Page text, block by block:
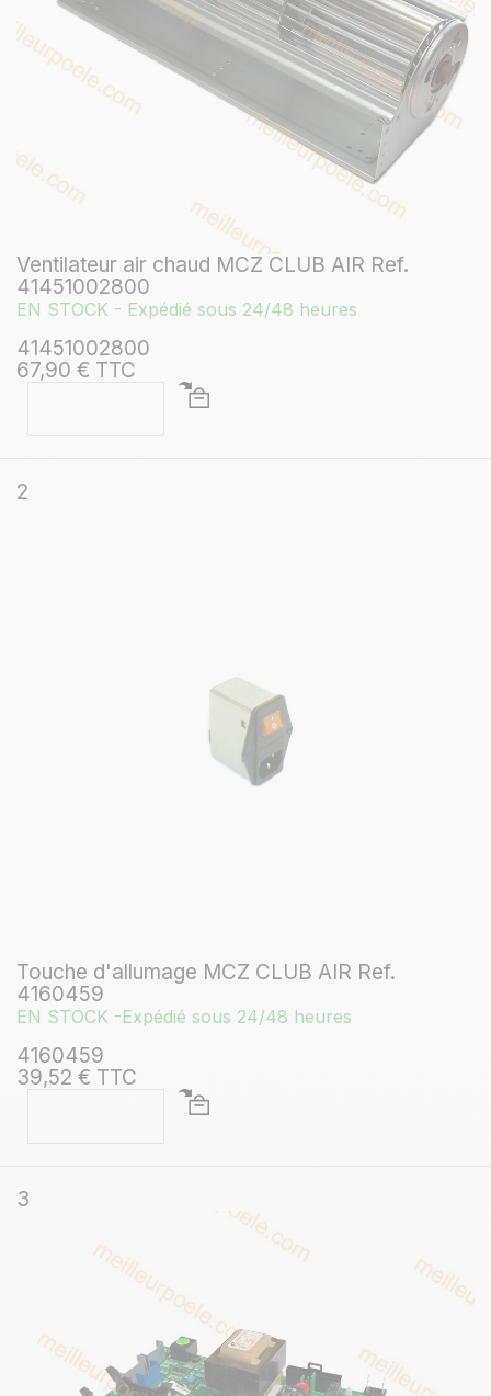
Ventilateur air chaud MCZ CLUB AIR Ref.
41451002800
EN STOCK - Expédié sous 24/48 heures
41451002800
67,90 € TTC
2
Touche d'allumage MCZ CLUB AIR Ref.
4160459
EN STOCK -Expédié sous 24/48 heures
4160459
39,52 € TTC
3